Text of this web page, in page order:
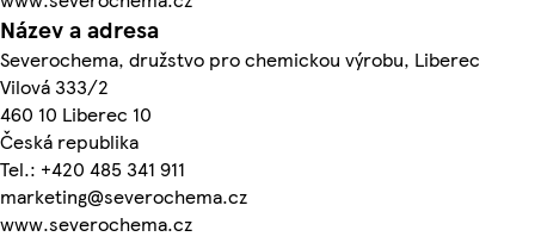
Název a adresa
Severochema, družstvo pro chemickou výrobu, Liberec
Vilová 333/2
460 10 Liberec 10
Česká republika
Tel.: +420 485 341 911
marketing@severochema.cz
www.severochema.cz